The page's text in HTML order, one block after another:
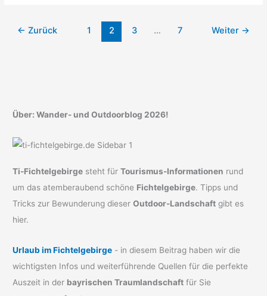
dem
← Zurück 1 2 3 … 7 Weiter →
Über: Wander- und Outdoorblog 2026!
Ti-Fichtelgebirge steht fürTourismus-Informationen rund
um das atemberaubend schöne Fichtelgebirge. Tipps und
Tricks zur Bewunderung dieserOutdoor-Landschaft gibt es
hier.
Urlaub im Fichtelgebirge - in diesem Beitrag haben wir die
wichtigsten Infos und weiterführende Quellen für die perfekte
Auszeit in der bayrischen Traumlandschaft für Sie